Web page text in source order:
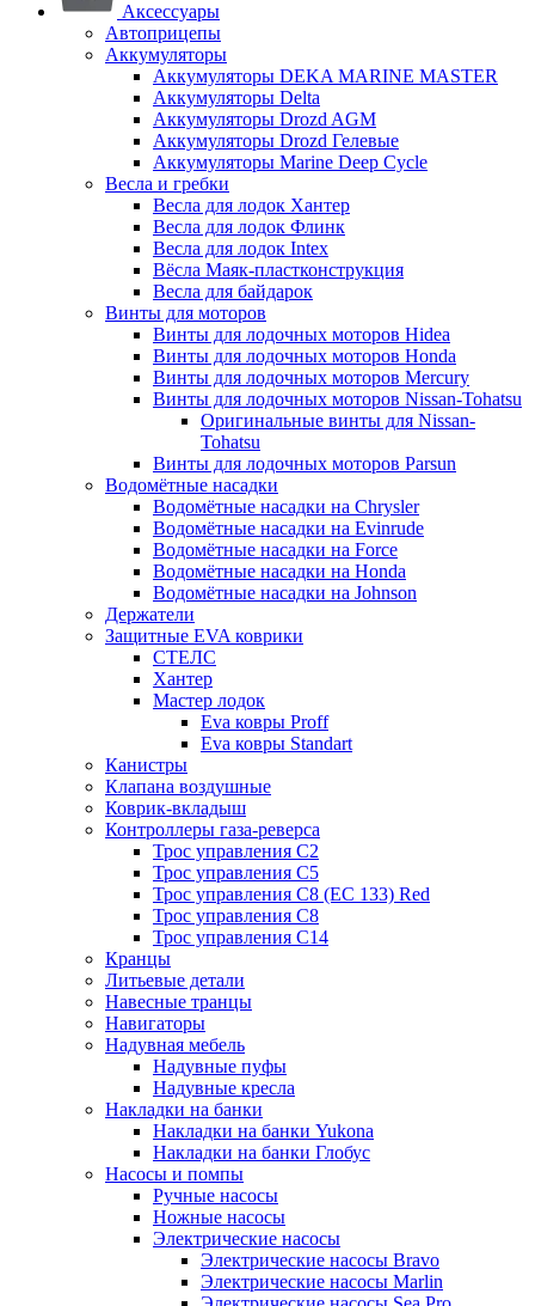
Аксессуары
Автоприцепы
Аккумуляторы
Аккумуляторы DEKA MARINE MASTER
Аккумуляторы Delta
Аккумуляторы Drozd AGM
Аккумуляторы Drozd Гелевые
Аккумуляторы Marine Deep Cycle
Весла и гребки
Весла для лодок Хантер
Весла для лодок Флинк
Весла для лодок Intex
Вёсла Маяк-пластконструкция
Весла для байдарок
Винты для моторов
Винты для лодочных моторов Hidea
Винты для лодочных моторов Honda
Винты для лодочных моторов Mercury
Винты для лодочных моторов Nissan-Tohatsu
Оригинальные винты для Nissan-
Tohatsu
Винты для лодочных моторов Parsun
Водомётные насадки
Водомётные насадки на Chrysler
Водомётные насадки на Evinrude
Водомётные насадки на Force
Водомётные насадки на Honda
Водомётные насадки на Johnson
Держатели
Защитные EVA коврики
СТЕЛС
Хантер
Мастер лодок
Eva ковры Proff
Eva ковры Standart
Канистры
Клапана воздушные
Коврик-вкладыш
Контроллеры газа-реверса
Трос управления C2
Трос управления C5
Трос управления C8 (ЕС 133) Red
Трос управления C8
Трос управления C14
Кранцы
Литьевые детали
Навесные транцы
Навигаторы
Надувная мебель
Надувные пуфы
Надувные кресла
Накладки на банки
Накладки на банки Yukona
Накладки на банки Глобус
Насосы и помпы
Ручные насосы
Ножные насосы
Электрические насосы
Электрические насосы Bravo
Электрические насосы Marlin